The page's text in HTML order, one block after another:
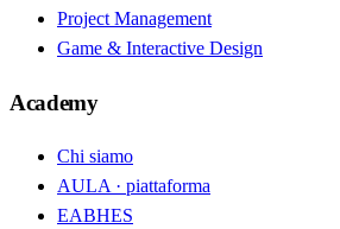
Project Management
Game & Interactive Design
Academy
Chi siamo
AULA · piattaforma
EABHES